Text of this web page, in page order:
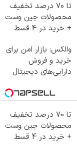
تا 70 درصد تخفیف
محصولات جین وست
+ خرید در 4 قسط
والکس: بازار امن برای
خرید و فروش
دارایی‌های دیجیتال
تا 70 درصد تخفیف
محصولات جین وست
+ خرید در 4 قسط